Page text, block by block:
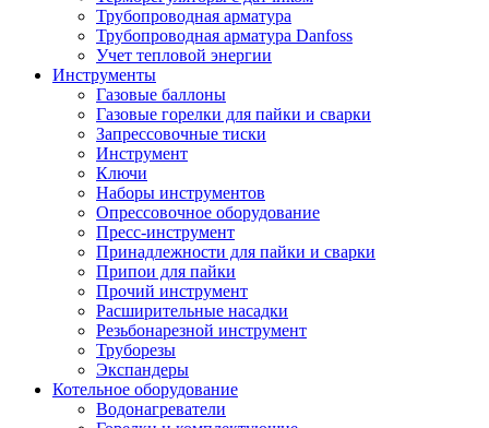
Трубопроводная арматура
Трубопроводная арматура Danfoss
Учет тепловой энергии
Инструменты
Газовые баллоны
Газовые горелки для пайки и сварки
Запрессовочные тиски
Инструмент
Ключи
Наборы инструментов
Опрессовочное оборудование
Пресс-инструмент
Принадлежности для пайки и сварки
Припои для пайки
Прочий инструмент
Расширительные насадки
Резьбонарезной инструмент
Труборезы
Экспандеры
Котельное оборудование
Водонагреватели